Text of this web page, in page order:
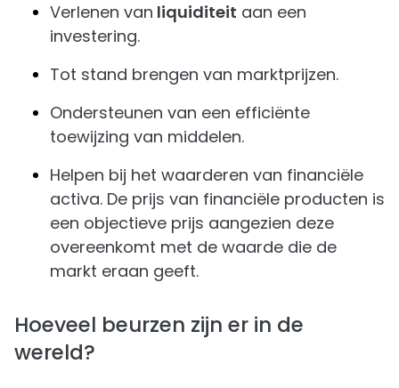
Verlenen van liquiditeit aan een
investering.
Tot stand brengen van marktprijzen.
Ondersteunen van een efficiënte
toewijzing van middelen.
Helpen bij het waarderen van financiële
activa. De prijs van financiële producten is
een objectieve prijs aangezien deze
overeenkomt met de waarde die de
markt eraan geeft.
Hoeveel beurzen zijn er in de
wereld?